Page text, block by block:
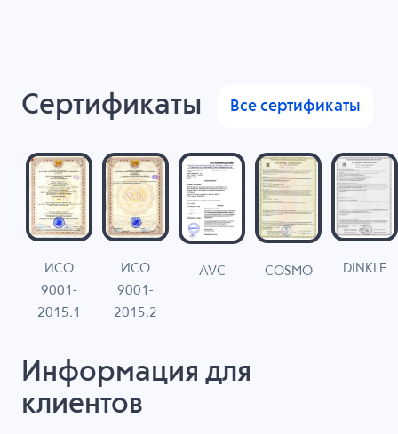
Сертификаты Все сертификаты
ИСО
9001-
2015.1
ИСО
9001-
2015.2
AVC COSMO DINKLE
Информация для
клиентов